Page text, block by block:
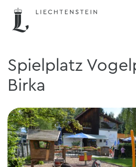
Spielplatz
Birka